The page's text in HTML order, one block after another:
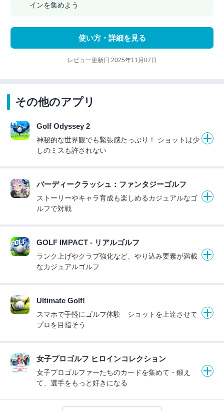
インを集めよう
使い方・詳細を見る
レビュー更新日:2025年11月07日
その他のアプリ
Golf Odyssey 2
神秘的な世界観でも緊張感たっぷり！ ショットは少
しのミスも許されない
バーディークラッシュ：ファンタジーゴルフ
ストーリーやキャラ育成も楽しめるカジュアルなゴ
ルフで対戦
GOLF IMPACT - リアルゴルフ
ランク上げやクラブ強化など、やり込み要素が満載
なカジュアルゴルフ
Ultimate Golf!
スマホで手軽にゴルフ体験 ショットを上達させて
プロを目指そう
女子プロゴルフ ヒロインコレクション
女子プロゴルファーたちのカードを集めて・鍛え
て、選手をもっと好きになる